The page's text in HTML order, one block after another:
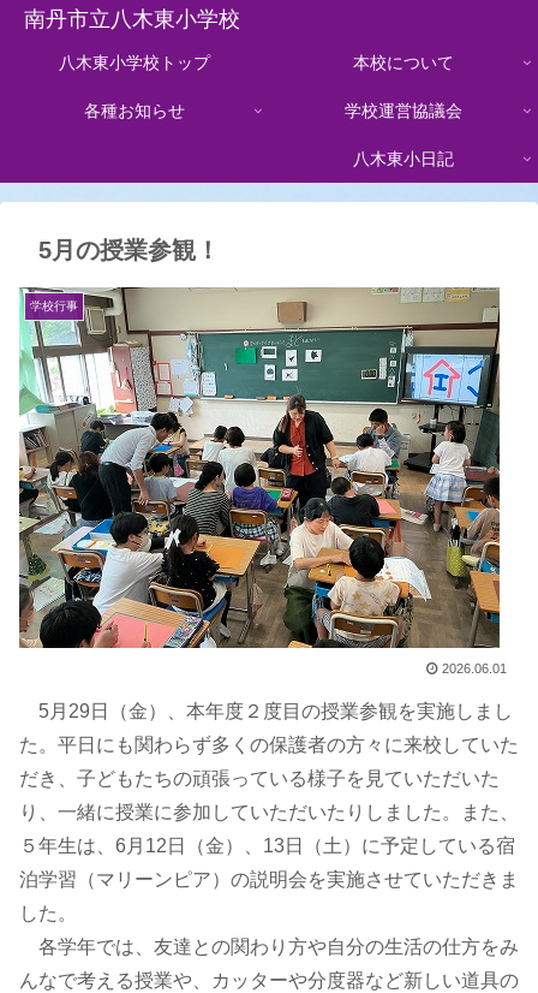
南丹市立八木東小学校
八木東小学校トップ 本校について
各種お知らせ 学校運営協議会
八木東小日記
5月の授業参観！
学校行事
2026.06.01
5月29日（金）、本年度２度目の授業参観を実施しまし
た。平日にも関わらず多くの保護者の方々に来校していた
だき、子どもたちの頑張っている様子を見ていただいた
り、一緒に授業に参加していただいたりしました。また、
５年生は、6月12日（金）、13日（土）に予定している宿
泊学習（マリーンピア）の説明会を実施させていただきま
した。
各学年では、友達との関わり方や自分の生活の仕方をみ
んなで考える授業や、カッターや分度器など新しい道具の